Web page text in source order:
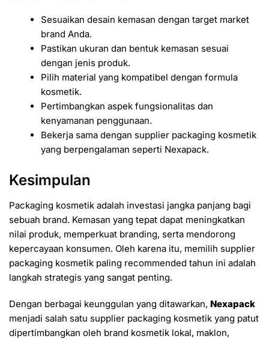
Sesuaikan desain kemasan dengan target market
brand Anda.
Pastikan ukuran dan bentuk kemasan sesuai
dengan jenis produk.
Pilih material yang kompatibel dengan formula
kosmetik.
Pertimbangkan aspek fungsionalitas dan
kenyamanan penggunaan.
Bekerja sama dengan supplier packaging kosmetik
yang berpengalaman seperti Nexapack.
Kesimpulan
Packaging kosmetik adalah investasi jangka panjang bagi
sebuah brand. Kemasan yang tepat dapat meningkatkan
nilai produk, memperkuat branding, serta mendorong
kepercayaan konsumen. Oleh karena itu, memilih supplier
packaging kosmetik paling recommended tahun ini adalah
langkah strategis yang sangat penting.
Dengan berbagai keunggulan yang ditawarkan, Nexapack
menjadi salah satu supplier packaging kosmetik yang patut
dipertimbangkan oleh brand kosmetik lokal, maklon,